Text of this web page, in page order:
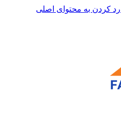
رد کردن به محتوای اصلی